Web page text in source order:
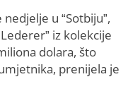
u “Sotbiju”,
iz kolekcije
dolara, što
prenijela je